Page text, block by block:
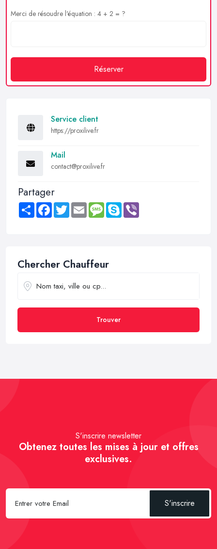
Merci de résoudre l'équation : 4 + 2 = ?
Réserver
Service client
https://proxilive.fr
Mail
contact@proxilive.fr
Partager
Share FacebookTwitter Email MessageSkype
Chercher Chauffeur
Trouver
S'inscrire newsletter
Obtenez toutes les mises à jour et offres
exclusives.
S'inscrire